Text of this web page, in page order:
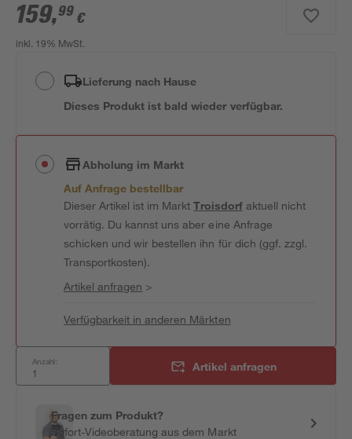
159,99 €
inkl. 19% MwSt.
Lieferung nach Hause
Dieses Produkt ist bald wieder verfügbar.
Abholung im Markt
Auf Anfrage bestellbar
Dieser Artikel ist im MarktTroisdorfaktuell nicht
vorrätig. Du kannst uns aber eine Anfrage
schicken und wir bestellen ihn für dich (ggf. zzgl.
Transportkosten).
Artikel anfragen >
Verfügbarkeit in anderen Märkten
Anzahl: Artikel anfragen
Fragen zum Produkt?
Sofort-Videoberatung aus dem Markt